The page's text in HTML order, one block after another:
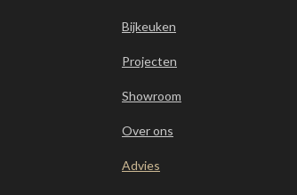
Bijkeuken
Projecten
Showroom
Over ons
Advies